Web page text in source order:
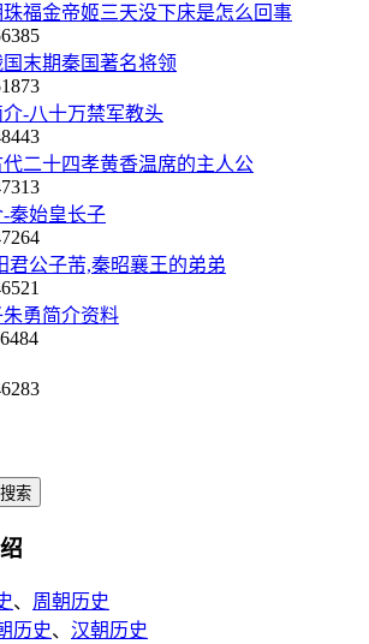
福金帝姬三天没下床是怎么回事
末期秦国著名将领
-八十万禁军教头
二十四孝黄香温席的主人公
秦始皇长子
君公子芾,秦昭襄王的弟弟
勇简介资料
、 周朝历史
历史、 汉朝历史